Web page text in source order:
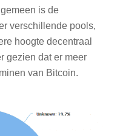
is de
verschillende pools,
hoogte decentraal
gezien dat er meer
van Bitcoin.